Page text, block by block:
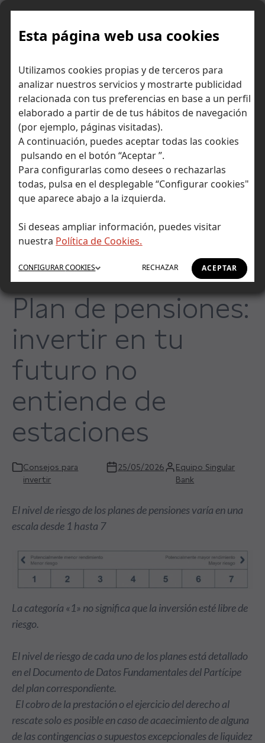
Esta página web usa cookies
Utilizamos cookies propias y de terceros para
analizar nuestros servicios y mostrarte publicidad
relacionada con tus preferencias en base a un perfil
elaborado a partir de de tus hábitos de navegación
(por ejemplo, páginas visitadas).
A continuación, puedes aceptar todas las cookies
pulsando en el botón “Aceptar ”.
Para configurarlas como desees o rechazarlas
todas, pulsa en el desplegable “Configurar cookies"
que aparece abajo a la izquierda.
Si deseas ampliar información, puedes visitar
nuestra Política de Cookies.
ACEPTAR
RECHAZAR
CONFIGURARCOOKIES
Skip
Inicio Consejos para invertir
Plan de pensiones: invertir en
tu futuro no entiende de estaciones
Plan de pensiones:
invertir en tu
futuro no
entiende de
estaciones
Consejos para
invertir
25/05/2026
Equipo Singular
Bank
El nivel de riesgo de los planes de pensiones varía en una
escala desde 1 hasta 7
La categoría «1» no significa que la inversión esté libre de
riesgo.
El nivel de riesgo de cada uno de los planes está detallado
en el Documento de Datos Fundamentales del Partícipe
del plan correspondiente.
El cobro de la prestación o el ejercicio del derecho al
rescate solo es posible en caso de acaecimiento de alguna
de las contingencias o supuestos excepcionales de liquidez